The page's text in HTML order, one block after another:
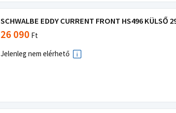
SCHWALBE EDDY CURRENT FRONT HS496
26 090 Ft
Jelenleg nem elérhető